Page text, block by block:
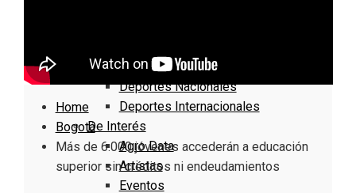
Deportes Locales
Deportes Nacionales
Deportes Internacionales
De Interés
Agro Data
Artistas
Eventos
Home
Bogotá
Más de 6.000 jóvenes accederán a educación
superior sin créditos ni endeudamientos